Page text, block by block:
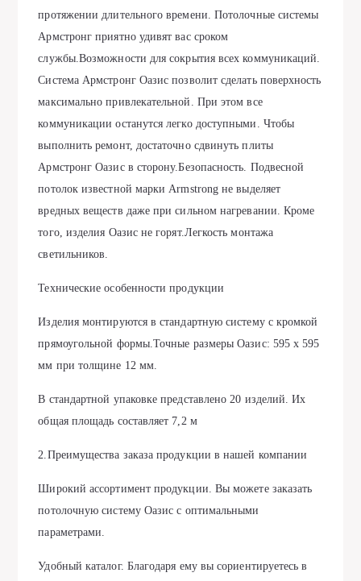
протяжении длительного времени. Потолочные системы
Армстронг приятно удивят вас сроком
службы.Возможности для сокрытия всех коммуникаций.
Система Армстронг Оазис позволит сделать поверхность
максимально привлекательной. При этом все
коммуникации останутся легко доступными. Чтобы
выполнить ремонт, достаточно сдвинуть плиты
Армстронг Оазис в сторону.Безопасность. Подвесной
потолок известной марки Armstrong не выделяет
вредных веществ даже при сильном нагревании. Кроме
того, изделия Оазис не горят.Легкость монтажа
светильников.
Технические особенности продукции
Изделия монтируются в стандартную систему с кромкой
прямоугольной формы.Точные размеры Оазис: 595 х 595
мм при толщине 12 мм.
В стандартной упаковке представлено 20 изделий. Их
общая площадь составляет 7,2 м
2.Преимущества заказа продукции в нашей компании
Широкий ассортимент продукции. Вы можете заказать
потолочную систему Оазис с оптимальными
параметрами.
Удобный каталог. Благодаря ему вы сориентируетесь в